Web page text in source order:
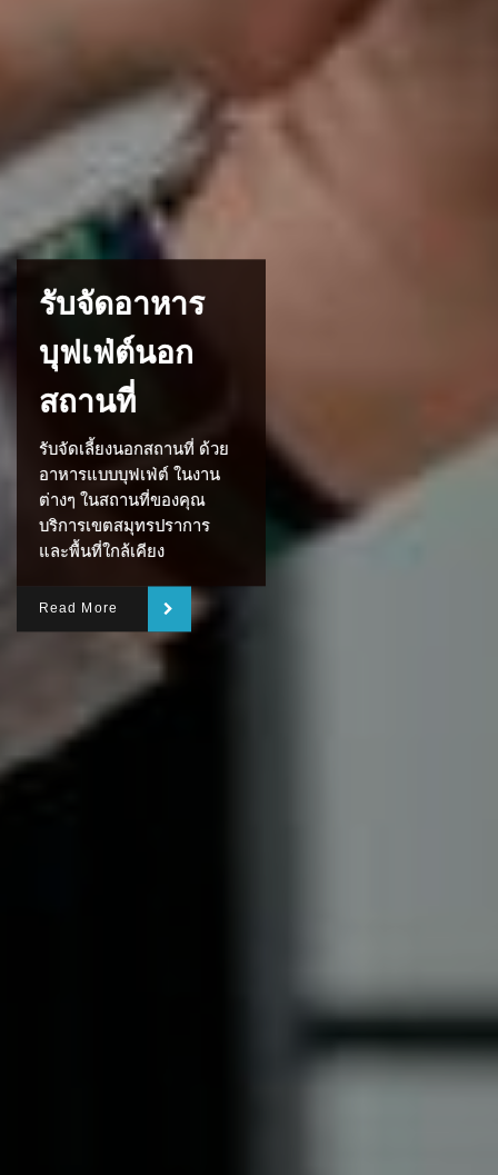
รับจัดอาหาร
บุฟเฟ่ต์นอก
สถานที่
รับจัดเลี้ยงนอกสถานที่ ด้วย
อาหารแบบบุฟเฟ่ต์ ในงาน
ต่างๆ ในสถานที่ของคุณ
บริการเขตสมุทรปราการ
และพื้นที่ใกล้เคียง
Read More